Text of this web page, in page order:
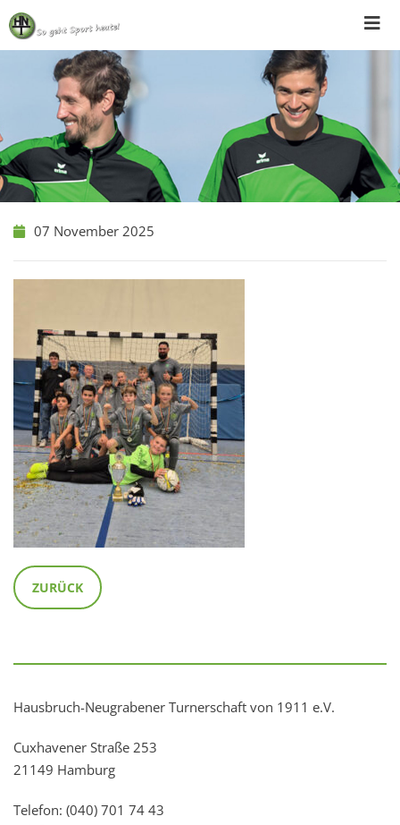
Skip
to
content
07 November 2025
ZURÜCK
Hausbruch-Neugrabener Turnerschaft von 1911 e.V.
Cuxhavener Straße 253
21149 Hamburg
Telefon: (040) 701 74 43